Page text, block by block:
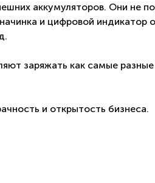
аккумуляторов. Они не
и цифровой индикатор
заряжать как самые
и открытость бизнеса.